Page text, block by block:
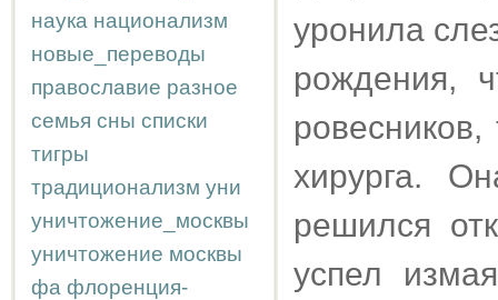
наука национализм
новые_переводы
православие разное
семья сны списки
тигры
традиционализм уни
уничтожение_москвы
уничтожение москвы
фа флоренция-
уронила
рождения,
хирурга.
решился
успел